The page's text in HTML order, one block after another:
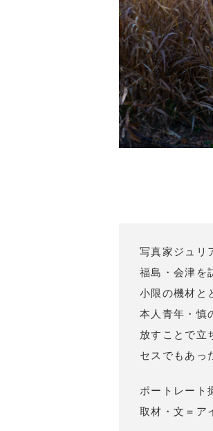
写真家ジュリ
福島・会津を
小限の機材と
本人青年・慎
放すことで立
セスでもあっ
ポートレート
取材・文＝ア